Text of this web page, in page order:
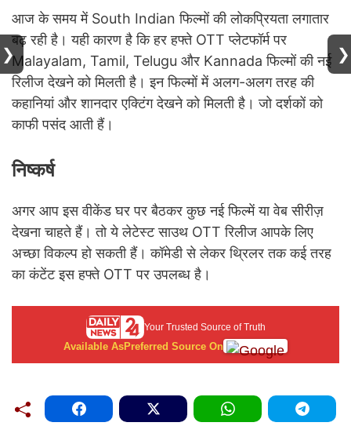
आज के समय में South Indian फिल्मों की लोकप्रियता लगातार
बढ़ रही है। यही कारण है कि हर हफ्ते OTT प्लेटफॉर्म पर
Malayalam, Tamil, Telugu और Kannada फिल्मों की नई
रिलीज देखने को मिलती है। इन फिल्मों में अलग-अलग तरह की
कहानियां और शानदार एक्टिंग देखने को मिलती है। जो दर्शकों को
काफी पसंद आती हैं।
निष्कर्ष
अगर आप इस वीकेंड घर पर बैठकर कुछ नई फिल्में या वेब सीरीज़
देखना चाहते हैं। तो ये लेटेस्ट साउथ OTT रिलीज आपके लिए
अच्छा विकल्प हो सकती हैं। कॉमेडी से लेकर थ्रिलर तक कई तरह
का कंटेंट इस हफ्ते OTT पर उपलब्ध है।
Your Trusted Source of Truth
Available AsPreferred Source On
❯ ❯